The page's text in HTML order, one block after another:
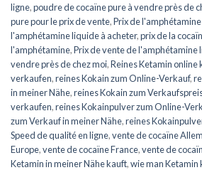
ligne,poudre de cocaïne pure à vendre près de
pure pour le prix de vente,Prix de
l'amphétamine liquide à acheter,prix de la
l'amphétamine,Prix de vente de l'amphétamine
vendre près de chez moi,Reines Ketamin online
verkaufen,reines Kokain zum Online-Verkauf,
in meiner Nähe,reines Kokain zum
verkaufen,reines Kokainpulver zum Online-
zum Verkauf in meiner Nähe,reines
Speed de qualité en ligne,vente de cocaïne
Europe,vente de cocaïne France,vente de
Ketamin in meiner Nähe kauft,wie man Ketamin